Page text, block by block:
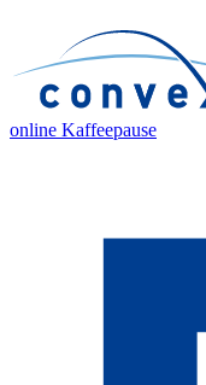
online Kaffeepause